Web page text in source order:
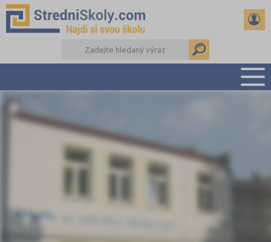
DŮLEŽITÉ TERMÍNY
REFERÁTY A SEMINÁRKY
DALŠÍ DRUHY ŠKOL